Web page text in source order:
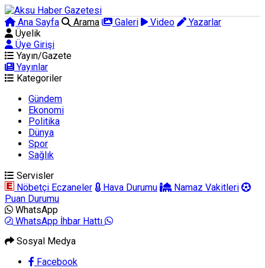
Ana Sayfa Arama Galeri Video
Yazarlar
Üyelik
Üye Girişi
Yayın/Gazete
Yayınlar
Kategoriler
Gündem
Ekonomi
Politika
Dünya
Spor
Sağlık
Servisler
Nöbetçi Eczaneler
Hava Durumu
Namaz Vakitleri
Puan Durumu
WhatsApp
WhatsApp İhbar Hattı
Sosyal Medya
Facebook